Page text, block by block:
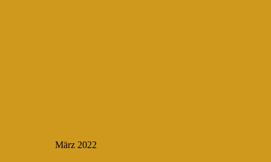
März 2022